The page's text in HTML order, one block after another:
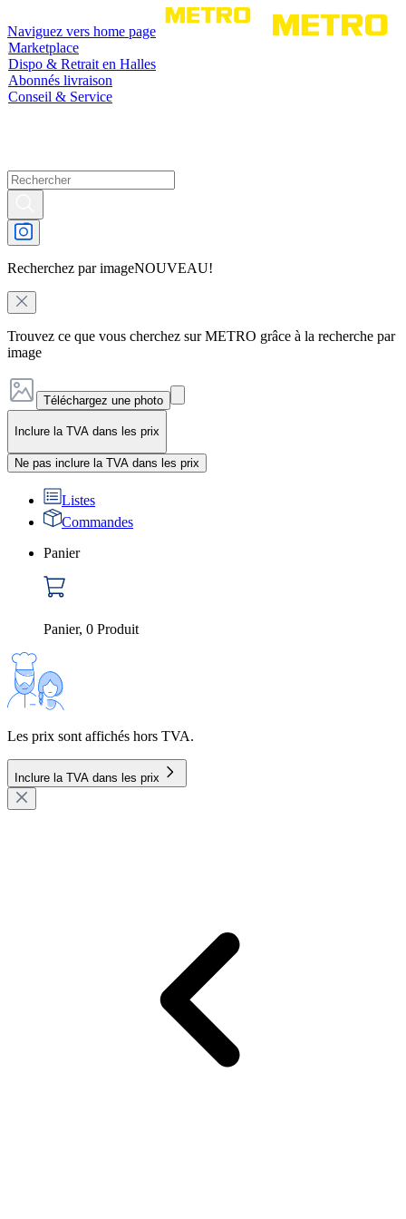
Naviguez vers home page
Marketplace
Dispo & Retrait en Halles
Abonnés livraison
Conseil & Service
Recherchez par imageNOUVEAU!
Trouvez ce que vous cherchez sur METRO grâce à la recherche par
image
Téléchargez une photo
Inclure la TVA dans les prix
Ne pas inclure la TVA dans les prix
Listes
Commandes
Panier
Panier, 0 Produit
Les prix sont affichés hors TVA.
Inclure la TVA dans les prix